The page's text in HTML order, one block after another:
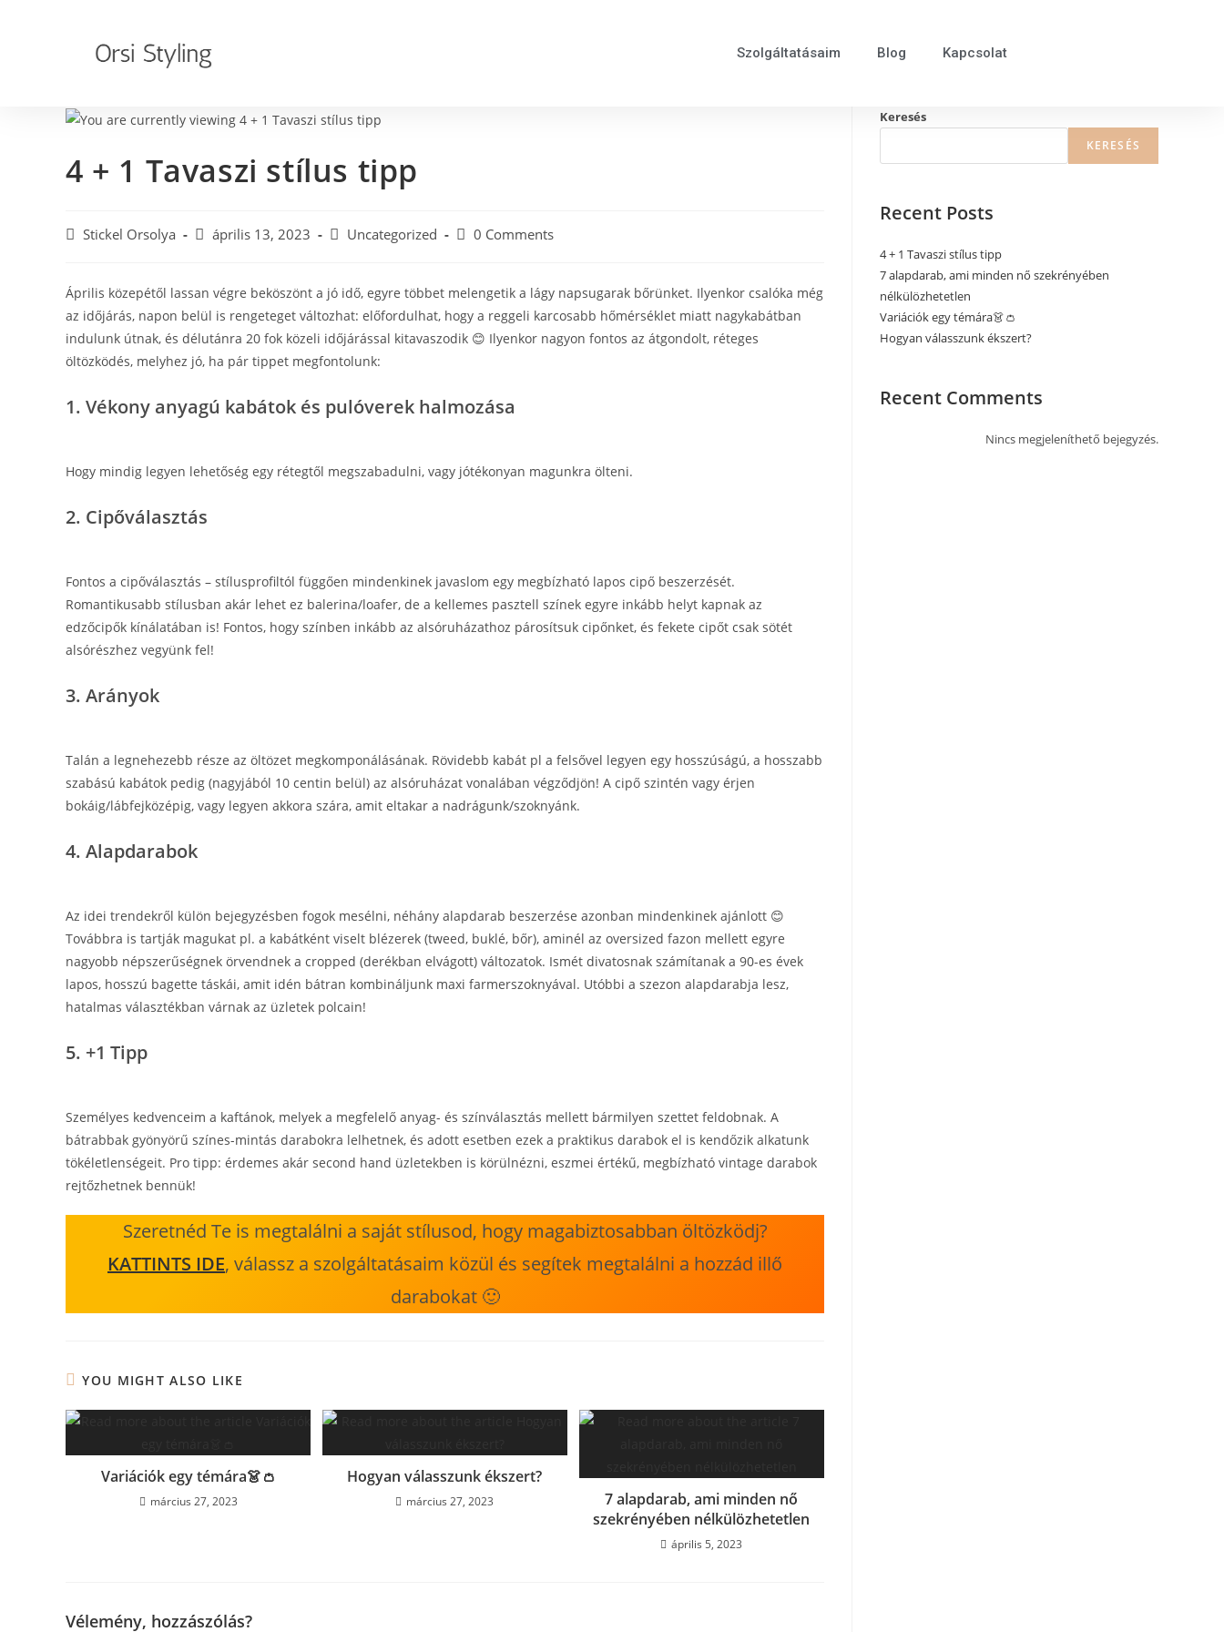
Szolgáltatásaim Blog Kapcsolat
4 + 1 Tavaszi stílus tipp
Stickel Orsolya április 13, 2023 Uncategorized 0 Comments
Április közepétől lassan végre beköszönt a jó idő, egyre többet melengetik a lágy napsugarak bőrünket. Ilyenkor csalóka még
az időjárás, napon belül is rengeteget változhat: előfordulhat, hogy a reggeli karcosabb hőmérséklet miatt nagykabátban
indulunk útnak, és délutánra 20 fok közeli időjárással kitavaszodik 😊 Ilyenkor nagyon fontos az átgondolt, réteges
öltözködés, melyhez jó, ha pár tippet megfontolunk:
1. Vékony anyagú kabátok és pulóverek halmozása
Hogy mindig legyen lehetőség egy rétegtől megszabadulni, vagy jótékonyan magunkra ölteni.
2. Cipőválasztás
Fontos a cipőválasztás – stílusprofiltól függően mindenkinek javaslom egy megbízható lapos cipő beszerzését.
Romantikusabb stílusban akár lehet ez balerina/loafer, de a kellemes pasztell színek egyre inkább helyt kapnak az
edzőcipők kínálatában is! Fontos, hogy színben inkább az alsóruházathoz párosítsuk cipőnket, és fekete cipőt csak sötét
alsórészhez vegyünk fel!
3. Arányok
Talán a legnehezebb része az öltözet megkomponálásának. Rövidebb kabát pl a felsővel legyen egy hosszúságú, a hosszabb
szabású kabátok pedig (nagyjából 10 centin belül) az alsóruházat vonalában végződjön! A cipő szintén vagy érjen
bokáig/lábfejközépig, vagy legyen akkora szára, amit eltakar a nadrágunk/szoknyánk.
4. Alapdarabok
Az idei trendekről külön bejegyzésben fogok mesélni, néhány alapdarab beszerzése azonban mindenkinek ajánlott 😊
Továbbra is tartják magukat pl. a kabátként viselt blézerek (tweed, buklé, bőr), aminél az oversized fazon mellett egyre
nagyobb népszerűségnek örvendnek a cropped (derékban elvágott) változatok. Ismét divatosnak számítanak a 90-es évek
lapos, hosszú bagette táskái, amit idén bátran kombináljunk maxi farmerszoknyával. Utóbbi a szezon alapdarabja lesz,
hatalmas választékban várnak az üzletek polcain!
5. +1 Tipp
Személyes kedvenceim a kaftánok, melyek a megfelelő anyag- és színválasztás mellett bármilyen szettet feldobnak. A
bátrabbak gyönyörű színes-mintás darabokra lelhetnek, és adott esetben ezek a praktikus darabok el is kendőzik alkatunk
tökéletlenségeit. Pro tipp: érdemes akár second hand üzletekben is körülnézni, eszmei értékű, megbízható vintage darabok
rejtőzhetnek bennük!
Szeretnéd Te is megtalálni a saját stílusod, hogy magabiztosabban öltözködj?
KATTINTS IDE, válassz a szolgáltatásaim közül és segítek megtalálni a hozzád illő
darabokat 🙂
YOU MIGHT ALSO LIKE
Variációk egy témára👗👛
március 27, 2023
Hogyan válasszunk ékszert?
március 27, 2023
7 alapdarab, ami minden nő
szekrényében nélkülözhetetlen
április 5, 2023
Vélemény, hozzászólás?
Keresés
KERESÉS
Recent Posts
4 + 1 Tavaszi stílus tipp
7 alapdarab, ami minden nő szekrényében
nélkülözhetetlen
Variációk egy témára👗👛
Hogyan válasszunk ékszert?
Recent Comments
Nincs megjeleníthető bejegyzés.